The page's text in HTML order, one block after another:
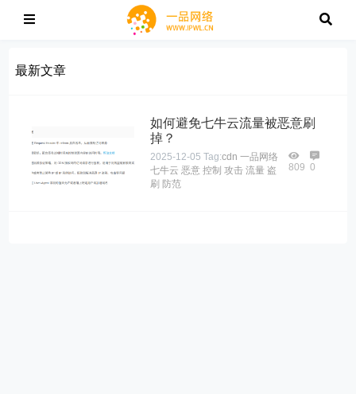
最新文章
如何避免七牛云流量被恶意刷
掉？
2025-12-05 Tag:cdn 一品网络
七牛云 恶意 控制 攻击 流量 盗
刷 防范
809 0